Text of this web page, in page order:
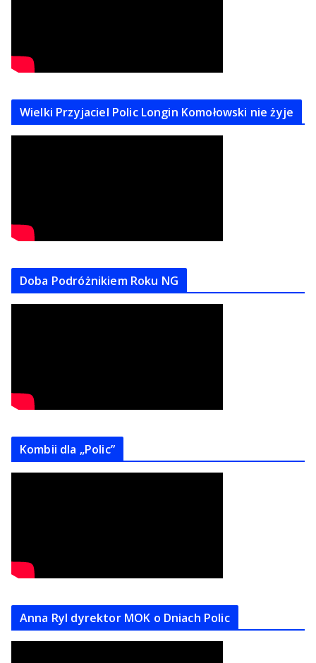
Wielki Przyjaciel Polic Longin Komołowski nie żyje
Doba Podróżnikiem Roku NG
Kombii dla „Polic”
Anna Ryl dyrektor MOK o Dniach Polic